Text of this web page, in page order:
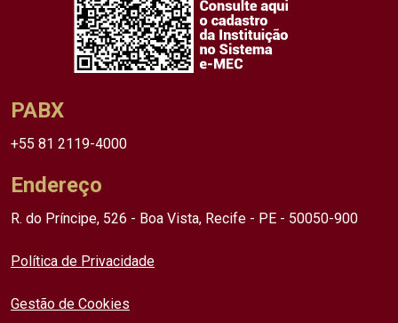
PABX
+55 81 2119-4000
Endereço
R. do Príncipe, 526 - Boa Vista, Recife - PE - 50050-900
Política de Privacidade
Gestão de Cookies